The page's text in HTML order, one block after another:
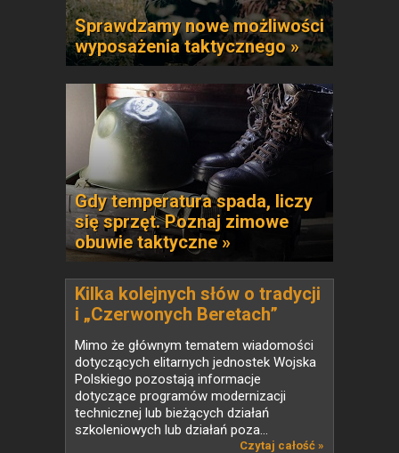
Sprawdzamy nowe możliwości
wyposażenia taktycznego »
Gdy temperatura spada, liczy
się sprzęt. Poznaj zimowe
obuwie taktyczne »
Kilka kolejnych słów o tradycji
i „Czerwonych Beretach”
Mimo że głównym tematem wiadomości
dotyczących elitarnych jednostek Wojska
Polskiego pozostają informacje
dotyczące programów modernizacji
technicznej lub bieżących działań
szkoleniowych lub działań poza...
Czytaj całość »